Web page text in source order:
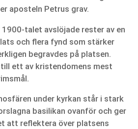
aposteln Petrus grav.
talet avslöjade rester av en
och flera fynd som stärker
begravdes på platsen.
ett av kristendomens mest
under kyrkan står i stark
basilikan ovanför och ger
att reflektera över platsens